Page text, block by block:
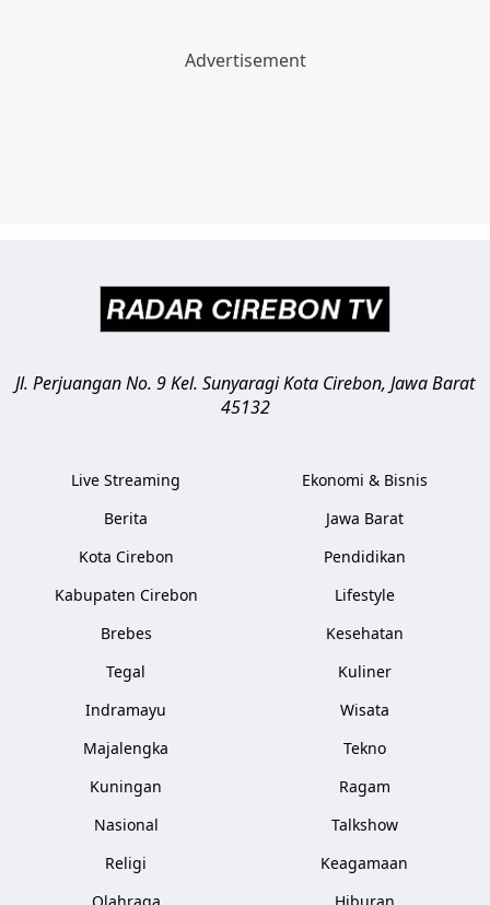
Jl. Perjuangan No. 9 Kel. SunyaragiKota Cirebon, Jawa Barat
45132
Live Streaming
Berita
Kota Cirebon
Kabupaten Cirebon
Brebes
Tegal
Indramayu
Majalengka
Kuningan
Nasional
Religi
Ekonomi & Bisnis
Jawa Barat
Pendidikan
Lifestyle
Kesehatan
Kuliner
Wisata
Tekno
Ragam
Talkshow
Keagamaan